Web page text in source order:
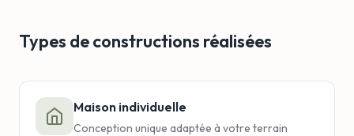
Types de constructions réalisées
Maison individuelle
Conception unique adaptée à votre terrain